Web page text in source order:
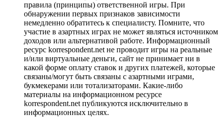
правила (принципы) ответственной игры. При
обнаружении первых признаков зависимости
немедленно обратитесь к специалисту. Помните, что
участие в азартных играх не может являться источником
доходов или альтернативой работе. Информационный
ресурс korrespondent.net не проводит игры на реальные
и/или виртуальные деньги, сайт не принимает ни в
какой форме оплату ставок и других платежей, которые
связаны/могут быть связаны с азартными играми,
букмекерами или тотализаторами. Какие-либо
материалы на информационном ресурсе
korrespondent.net публикуются исключительно в
информационных целях.